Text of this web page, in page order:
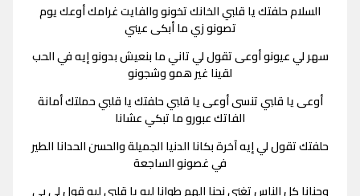
السلام حلفتك يا قلبي الخانك تخونو والفايت غرامك أوعك يوم
تصونو زي ما أبكى عيني
سهر لي عيونو أوعى تقول لي تاني ما بنعيش بدونو إيه في الحب
لقينا غير همو وشجونو
أوعى يا قلبي تنسى أوعى يا قلبي حلفتك يا قلبي حملتك أمانة
الفاتك عبورو ما تبكي عشانا
حلفتك تقول لي إيه آخرة بكانا الدنيا الجميلة والحسن الحدانا الطير
في غصونو الساجعة
وحنانا كل الناس تغني نحنا الهم طوانا ليه يا قلبي ليه قول لي بي